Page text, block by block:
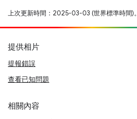
上次更新時間：2025-03-03 (世界標準時間)。
提供相片
提報錯誤
查看已知問題
相關內容